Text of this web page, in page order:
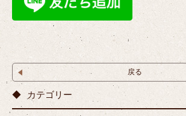
戻る
カテゴリー